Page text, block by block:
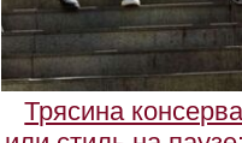
Трясина